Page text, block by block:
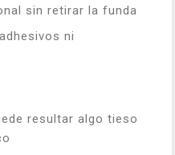
sin retirar la funda
ni
resultar algo tieso